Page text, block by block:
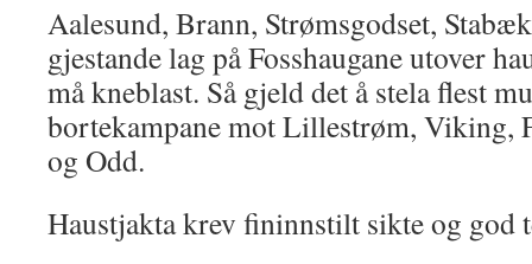
Aalesund, Brann, Strømsgodset,
gjestande lag på Fosshaugane utover
må kneblast. Så gjeld det å stela flest
bortekampane mot Lillestrøm, Viking,
og Odd.
Haustjakta krev fininnstilt sikte og god